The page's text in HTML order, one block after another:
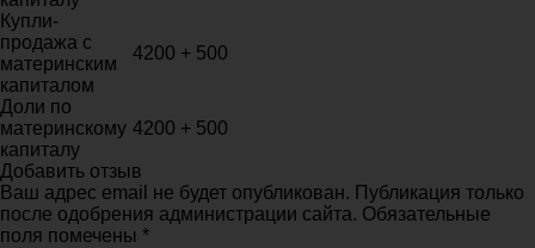
Купли-
продажа с
материнским
капиталом
4200 + 500
Доли по
материнскому
капиталу
4200 + 500
Добавить отзыв
Ваш адрес email не будет опубликован. Публикация только
после одобрения администрации сайта. Обязательные
поля помечены *